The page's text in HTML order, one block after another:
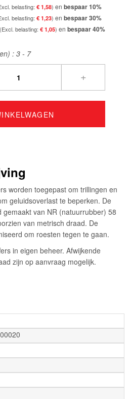
€ 1,58 en bespaar10%
€ 1,23 en bespaar30%
€ 1,05 en bespaar40%
: 3 - 7
+
worden toegepast om trillingen en
geluidsoverlast te beperken. De
van NR (natuurrubber) 58
van metrisch draad. De
om roesten tegen te gaan.
in eigen beheer. Afwijkende
zijn op aanvraag mogelijk.